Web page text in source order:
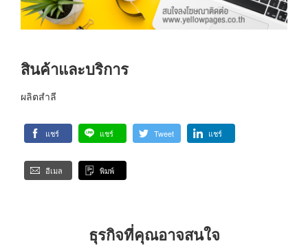
สินค้าและบริการ
ผลิตสำลี
แชร์ แชร์ Tweet แชร์
อีเมล พิมพ์
ธุรกิจที่คุณอาจสนใจ